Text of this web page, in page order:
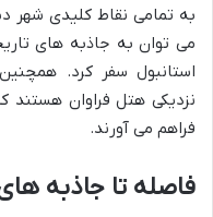
به تمامی نقاط کلیدی شهر
می توان به جاذبه های
استانبول سفر کرد.
نزدیکی هتل فراوان هستند
فراهم می آورند.
فاصله تا جاذبه